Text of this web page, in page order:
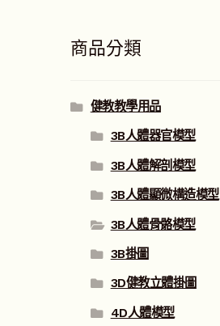
商品分類
健教教學用品
3B人體器官模型
3B人體解剖模型
3B人體顯微構造模型
3B人體骨骼模型
3B掛圖
3D健教立體掛圖
4D人體模型